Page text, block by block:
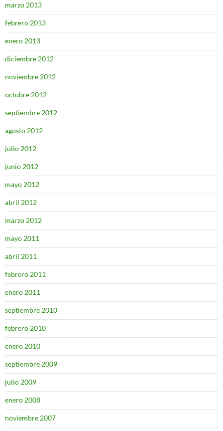
marzo 2013
febrero 2013
enero 2013
diciembre 2012
noviembre 2012
octubre 2012
septiembre 2012
agosto 2012
julio 2012
junio 2012
mayo 2012
abril 2012
marzo 2012
mayo 2011
abril 2011
febrero 2011
enero 2011
septiembre 2010
febrero 2010
enero 2010
septiembre 2009
julio 2009
enero 2008
noviembre 2007